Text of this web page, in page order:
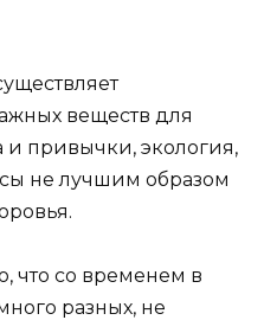
веществ для
и привычки, экология,
не лучшим образом
что со временем в
разных, не